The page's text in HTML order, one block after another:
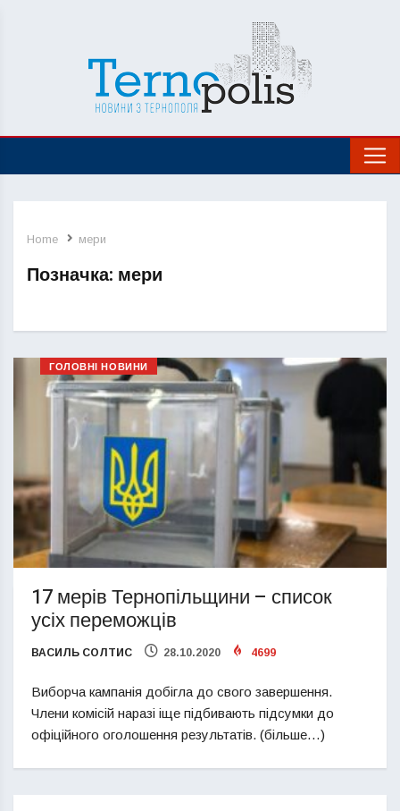
Home мери
Позначка: мери
ГОЛОВНІ НОВИНИ
17 мерів Тернопільщини – список
усіх переможців
ВАСИЛЬ СОЛТИС 28.10.2020 4699
Виборча кампанія добігла до свого завершення.
Члени комісій наразі іще підбивають підсумки до
офіційного оголошення результатів. (більше…)